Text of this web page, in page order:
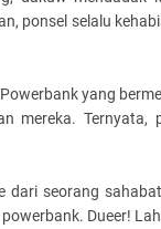
ponsel selalu
yang
mereka. Ternyata,
seorang
Dueer!